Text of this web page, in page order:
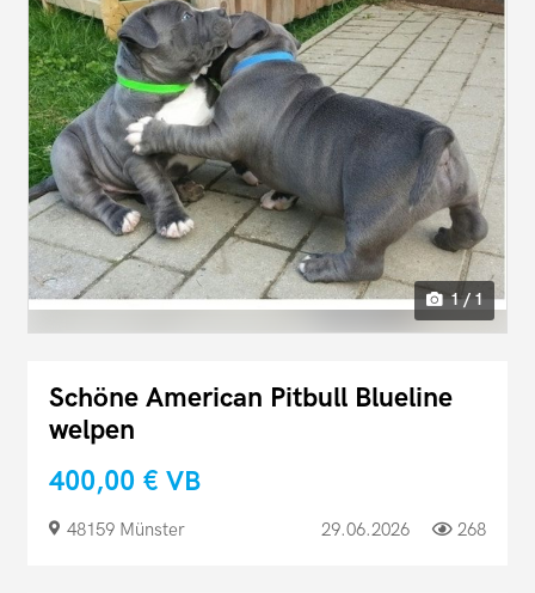
1 / 1
Schöne American Pitbull Blueline
welpen
400,00 € VB
48159 Münster 29.06.2026 268